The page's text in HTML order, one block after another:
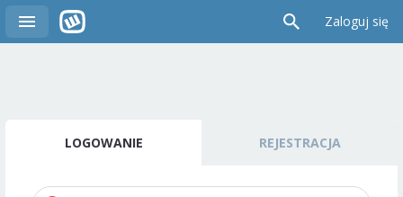
Zaloguj się
LOGOWANIE REJESTRACJA